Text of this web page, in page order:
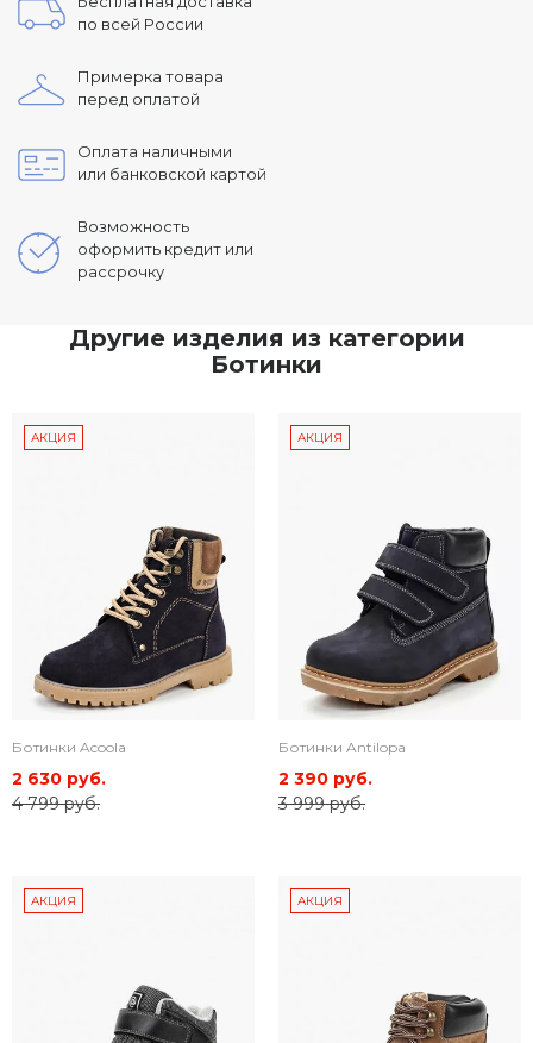
по всей России
Примерка товара
перед оплатой
Оплата наличными
или банковской картой
Возможность
оформить кредит или
рассрочку
Другие изделия из категории
Ботинки
АКЦИЯ
Ботинки Acoola
2 630 руб.
4 799 руб.
АКЦИЯ
Ботинки Antilopa
2 390 руб.
3 999 руб.
АКЦИЯ АКЦИЯ